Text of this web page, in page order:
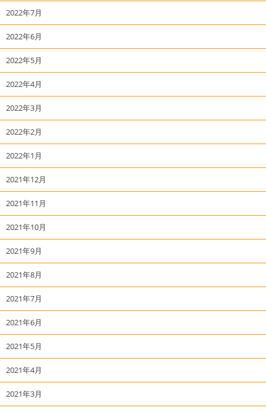
2022年7月
2022年6月
2022年5月
2022年4月
2022年3月
2022年2月
2022年1月
2021年12月
2021年11月
2021年10月
2021年9月
2021年8月
2021年7月
2021年6月
2021年5月
2021年4月
2021年3月